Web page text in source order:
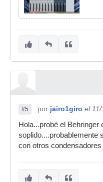
#5 por jairo1giro el
Hola...probé el
soplido....probablemente
con otros